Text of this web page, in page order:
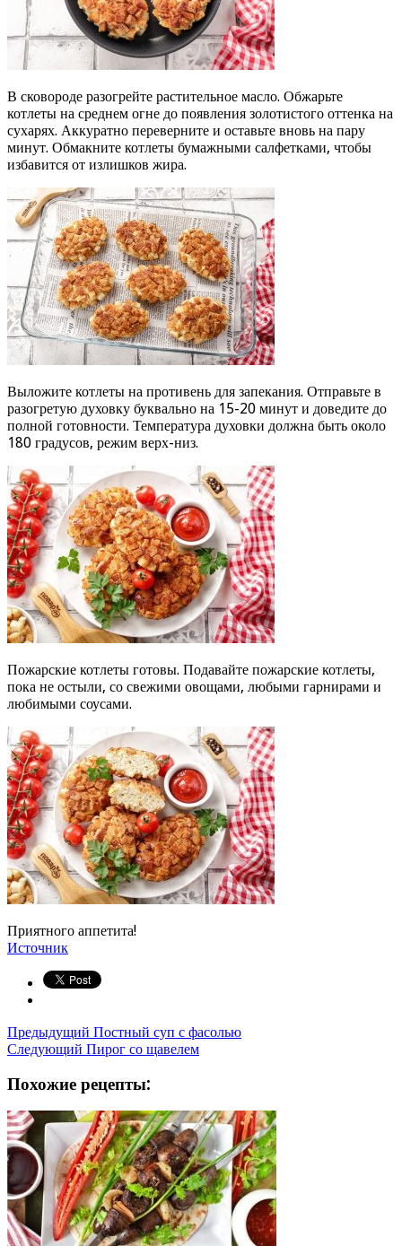
В сковороде разогрейте растительное масло. Обжарьте
котлеты на среднем огне до появления золотистого оттенка на
сухарях. Аккуратно переверните и оставьте вновь на пару
минут. Обмакните котлеты бумажными салфетками, чтобы
избавится от излишков жира.
Выложите котлеты на противень для запекания. Отправьте в
разогретую духовку буквально на 15-20 минут и доведите до
полной готовности. Температура духовки должна быть около
180 градусов, режим верх-низ.
Пожарские котлеты готовы. Подавайте пожарские котлеты,
пока не остыли, со свежими овощами, любыми гарнирами и
любимыми соусами.
Приятного аппетита!
Источник
Предыдущий Постный суп с фасолью
Следующий Пирог со щавелем
Похожие рецепты: